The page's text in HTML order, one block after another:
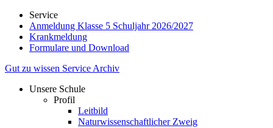
Service
Anmeldung Klasse 5 Schuljahr 2026/2027
Krankmeldung
Formulare und Download
Gut zu wissen Service Archiv
Unsere Schule
Profil
Leitbild
Naturwissenschaftlicher Zweig